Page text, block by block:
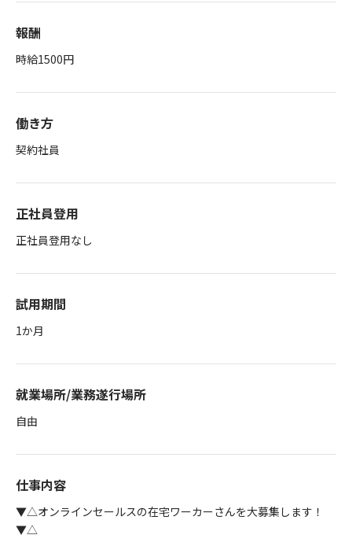
報酬
時給1500円
働き方
契約社員
正社員登用
正社員登用なし
試用期間
1か月
就業場所/業務遂行場所
自由
仕事内容
▼△オンラインセールスの在宅ワーカーさんを大募集します！
▼△